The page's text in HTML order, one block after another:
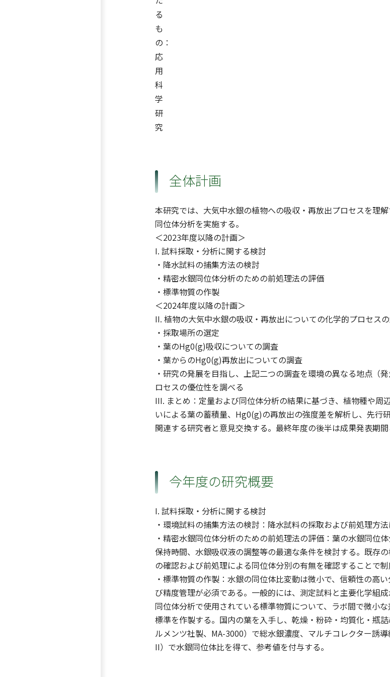
る
も
の：
応
用
科
学
研
究
全体計画
本研究では、大気中水銀の植物への吸収・再放出プロセスを理
同位体分析を実施する。
＜2023年度以降の計画＞
I. 試料採取・分析に関する検討
・降水試料の捕集方法の検討
・精密水銀同位体分析のための前処理法の評価
・標準物質の作製
＜2024年度以降の計画＞
II. 植物の大気中水銀の吸収・再放出についての化学的プロセス
・採取場所の選定
・葉のHg0(g)吸収についての調査
・葉からのHg0(g)再放出についての調査
・研究の発展を目指し、上記二つの調査を環境の異なる地点（
ロセスの優位性を調べる
III. まとめ：定量および同位体分析の結果に基づき、植物種や
いによる葉の蓄積量、Hg0(g)の再放出の強度差を解析し、先行
関連する研究者と意見交換する。最終年度の後半は成果発表期間
今年度の研究概要
I. 試料採取・分析に関する検討
・環境試料の捕集方法の検討：降水試料の採取および前処理方
・精密水銀同位体分析のための前処理法の評価：葉の水銀同位
保持時間、水銀吸収液の調整等の最適な条件を検討する。既存
の確認および前処理による同位体分別の有無を確認することで制
・標準物質の作製：水銀の同位体比変動は微小で、信頼性の高
び精度管理が必須である。一般的には、測定試料と主要化学組
同位体分析で使用されている標準物質について、ラボ間で微小
標準を作製する。国内の葉を入手し、乾燥・粉砕・均質化・瓶
ルメンツ社製、MA-3000）で総水銀濃度、マルチコレクター
II）で水銀同位体比を得て、参考値を付与する。